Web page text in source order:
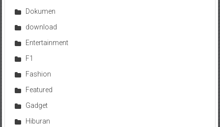
Dokumen
download
Entertainment
F1
Fashion
Featured
Gadget
Hiburan